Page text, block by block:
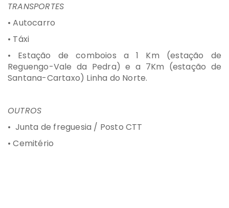
TRANSPORTES
• Autocarro
• Táxi
• Estação de comboios a 1 Km (estação de
Reguengo-Vale da Pedra) e a 7Km (estação de
Santana-Cartaxo) Linha do Norte.
OUTROS
• Junta de freguesia / Posto CTT
• Cemitério